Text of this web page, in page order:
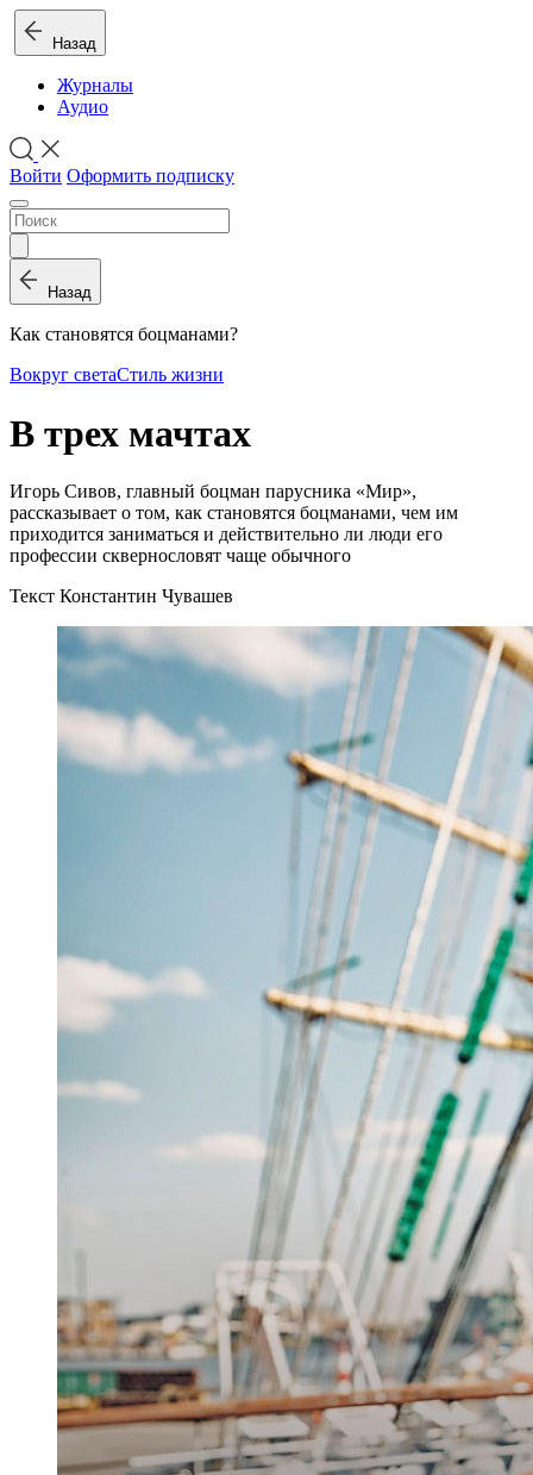
Назад
Журналы
Аудио
Войти Оформить подписку
Назад
Как становятся боцманами?
Вокруг светаСтиль жизни
В трех мачтах
Игорь Сивов, главный боцман парусника «Мир»,
рассказывает о том, как становятся боцманами, чем им
приходится заниматься и действительно ли люди его
профессии сквернословят чаще обычного
Текст Константин Чувашев